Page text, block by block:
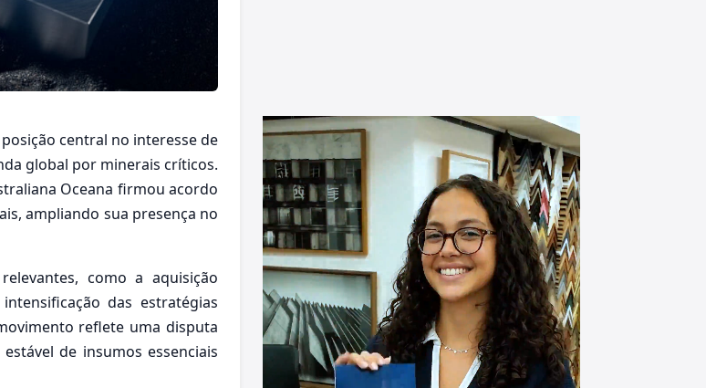
central no interesse de
global por minerais críticos.
Oceana firmou acordo
ampliando sua presença no
como a aquisição
das estratégias
reflete uma disputa
de insumos essenciais